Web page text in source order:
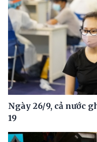
Ngày 26/9, cả nước
19